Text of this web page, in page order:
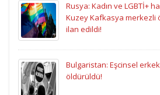
Rusya: Kadın ve LGBTİ+
Kuzey Kafkasya merkezli
ilan edildi!
Bulgaristan: Eşcinsel
öldürüldü!